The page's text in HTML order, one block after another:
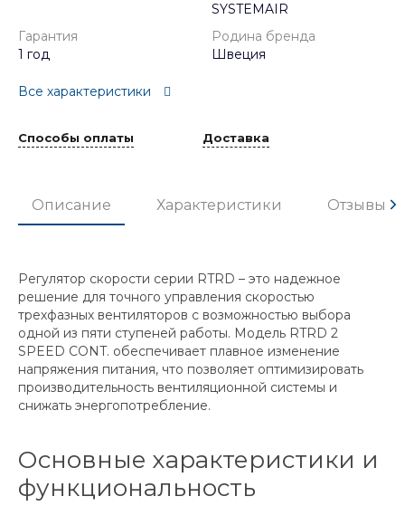
SYSTEMAIR
Гарантия
1 год
Родина бренда
Швеция
Все характеристики
Способы оплаты Доставка
Описание Характеристики Отзывы
Регулятор скорости серии RTRD – это надежное
решение для точного управления скоростью
трехфазных вентиляторов с возможностью выбора
одной из пяти ступеней работы. Модель RTRD 2
SPEED CONT. обеспечивает плавное изменение
напряжения питания, что позволяет оптимизировать
производительность вентиляционной системы и
снижать энергопотребление.
Основные характеристики и
функциональность